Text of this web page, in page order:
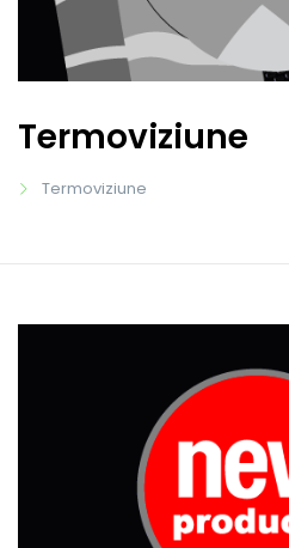
Termoviziune
Termoviziune